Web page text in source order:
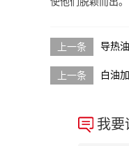
导热
白油
我要